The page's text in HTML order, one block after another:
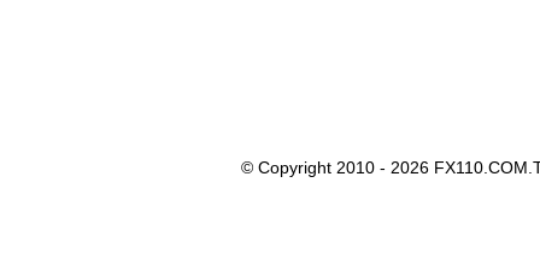
© Copyright 2010 - 2026